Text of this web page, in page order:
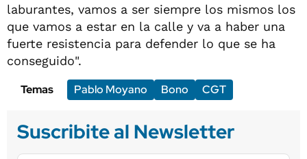
laburantes, vamos a ser siempre los mismos los
que vamos a estar en la calle y va a haber una
fuerte resistencia para defender lo que se ha
conseguido".
Temas
Pablo Moyano Bono CGT
Suscribite al Newsletter